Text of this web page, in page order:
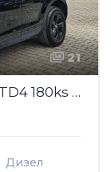
21
Land Rover Discovery Sport 2.0 TD4 180ks S AWD AT (SAJ011)
Дизел